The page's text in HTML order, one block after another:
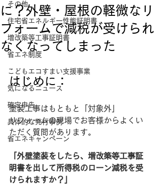
その他
住宅省エネルギー性能証明書
増改築等工事証明書
省エネ制度
こどもエコすまい支援事業
気になるニュース
確定申告
具体的な発行事例
省エネキャンペーン
に？外壁・屋根の軽微なリ
フォームで減税が受けられ
なくなってしまった
はじめに：
塗装工事はもともと「対象外」
リフォームの現場でお客様からよくい
ただく質問があります。
「外壁塗装をしたら、増改築等工事証
明書を出して所得税のローン減税を受
けられますか？」